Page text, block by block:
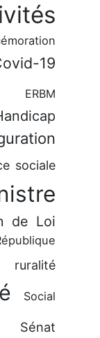
19
ERBM
sociale
de Loi
ruralité
Social
Sénat